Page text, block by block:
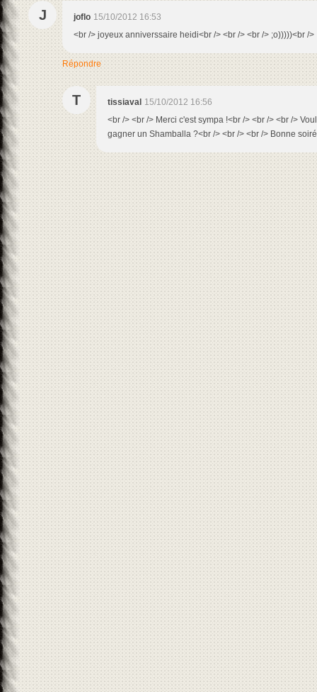
J joflo 15/10/2012 16:53
<br /> joyeux anniverssaire heidi<br /> <br /> <br /> ;o)))))<br />
Répondre
T tissiaval 15/10/2012 16:56
<br /> <br /> Merci c'est sympa !<br /> <br /> <br />
gagner un Shamballa ?<br /> <br /> <br /> Bonne